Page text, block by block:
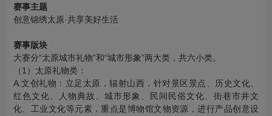
赛事主题
创意锦绣太原·共享美好生活
赛事版块
大赛分“太原城市礼物”和“城市形象”两大类，共六小类。
（1）太原礼物类：
A.文创礼物：立足太原，辐射山西，针对景区景点、历史文化、
红色文化、人物典故、城市形象、民间民俗文化、街巷市井文
化、工业文化等元素，重点是博物馆文物资源，进行产品创意设